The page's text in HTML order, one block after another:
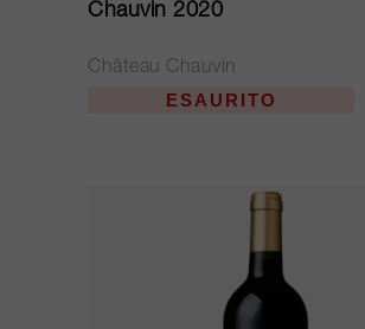
Chauvin 2020
Château Chauvin
ESAURITO